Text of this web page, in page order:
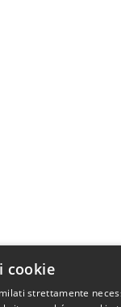
cookie
strettamente